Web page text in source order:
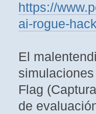
https://
ai-rogue-
El
Flag
de